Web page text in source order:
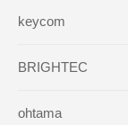
keycom
BRIGHTEC
ohtama